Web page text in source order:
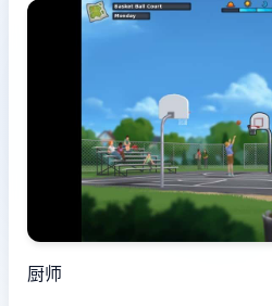
厨师